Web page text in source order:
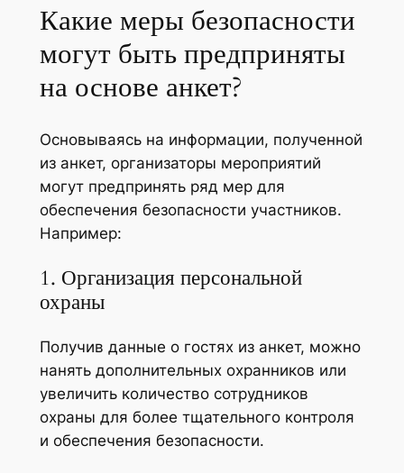
Какие меры безопасности
могут быть предприняты
на основе анкет?
Основываясь на информации, полученной
из анкет, организаторы мероприятий
могут предпринять ряд мер для
обеспечения безопасности участников.
Например:
1. Организация персональной
охраны
Получив данные о гостях из анкет, можно
нанять дополнительных охранников или
увеличить количество сотрудников
охраны для более тщательного контроля
и обеспечения безопасности.